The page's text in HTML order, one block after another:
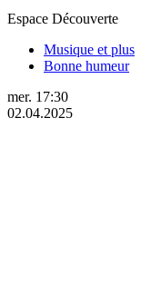
Espace Découverte
Musique et plus
Bonne humeur
mer. 17:30
02.04.2025